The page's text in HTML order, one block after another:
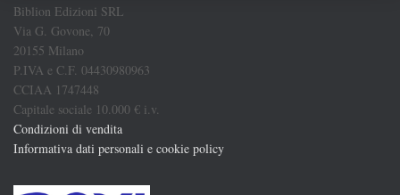
Biblion Edizioni SRL
Via G. Govone, 70
20155 Milano
P.IVA e C.F. 04430980963
CCIAA 1747448
Capitale sociale 10.000 € i.v.
Condizioni di vendita
Informativa dati personali e cookie policy